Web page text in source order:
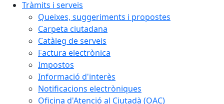
Tràmits i serveis
Queixes, suggeriments i propostes
Carpeta ciutadana
Catàleg de serveis
Factura electrònica
Impostos
Informació d'interès
Notificacions electròniques
Oficina d'Atenció al Ciutadà (OAC)